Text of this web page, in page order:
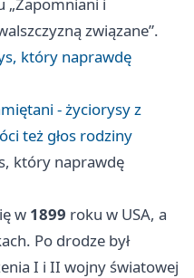
związane”.
który naprawdę
- życiorysy z
też głos rodziny
który naprawdę
w 1899 roku w USA, a
Po drodze był
I i II wojny światowej